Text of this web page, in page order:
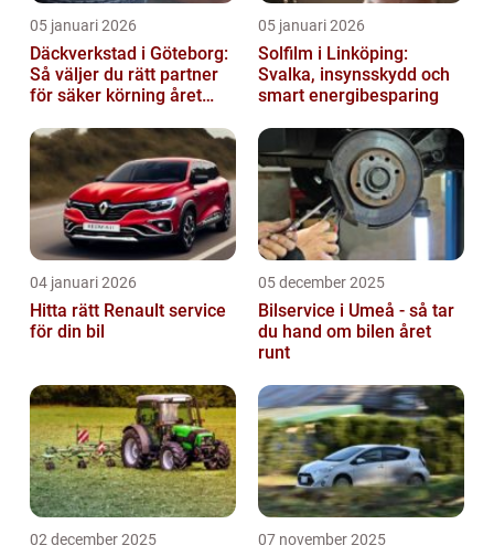
05 januari 2026
Däckverkstad i Göteborg:
Så väljer du rätt partner
för säker körning året
05 januari 2026
Solfilm i Linköping:
Svalka, insynsskydd och
smart energibesparing
04 januari 2026
Hitta rätt Renault service
för din bil
05 december 2025
Bilservice i Umeå - så tar
du hand om bilen året
runt
02 december 2025 07 november 2025